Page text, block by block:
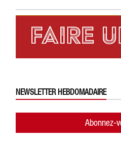
NEWSLETTER HEBDOMADAIRE
Abonnez-